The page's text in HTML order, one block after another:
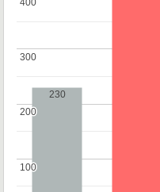
100
100
200
200
300
300
230